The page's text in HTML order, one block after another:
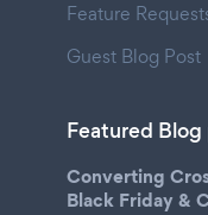
Feature
Guest Blog Post
Featured Blog
Converting
Black Friday &